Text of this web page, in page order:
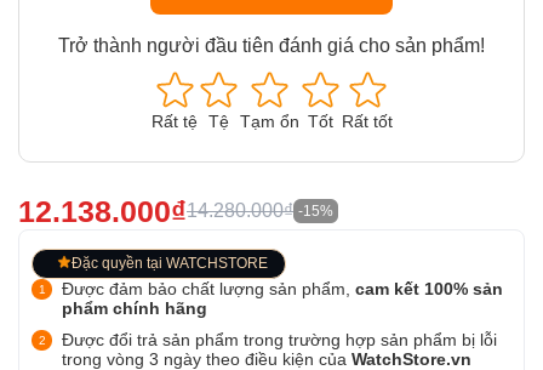
Trở thành người đầu tiên đánh giá cho sản phẩm!
Rất tệ Tệ Tạm ổn Tốt Rất tốt
12.138.000₫14.280.000₫ -15%
Đặc quyền tại WATCHSTORE
Được đảm bảo chất lượng sản phẩm, cam kết 100% sản
phẩm chính hãng
Được đổi trả sản phẩm trong trường hợp sản phẩm bị lỗi
trong vòng 3 ngày theo điều kiện của WatchStore.vn